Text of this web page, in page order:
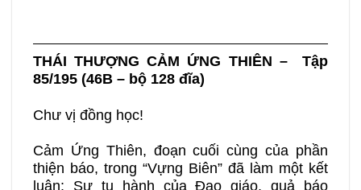
THÁITHƯỢNG CẢM ỨNG THIÊN – Tập
85/195 (46B – bộ 128 đĩa)
Chư vị đồng học!
Cảm Ứng Thiên, đoạn cuối cùng của phần
thiện báo, trong “Vựng Biên” đã làm một kết
luận: Sự tu hành của Đạo giáo, quả báo